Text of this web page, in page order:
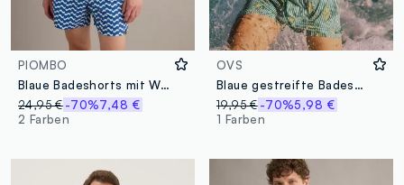
PIOMBO
Blaue Badeshorts mit Wellenmuster
24,95 €-70%7,48 €
2 Farben
OVS
Blaue gestreifte Badeshorts mit Zitronen-Print
19,95 € -70%5,98 €
1 Farben